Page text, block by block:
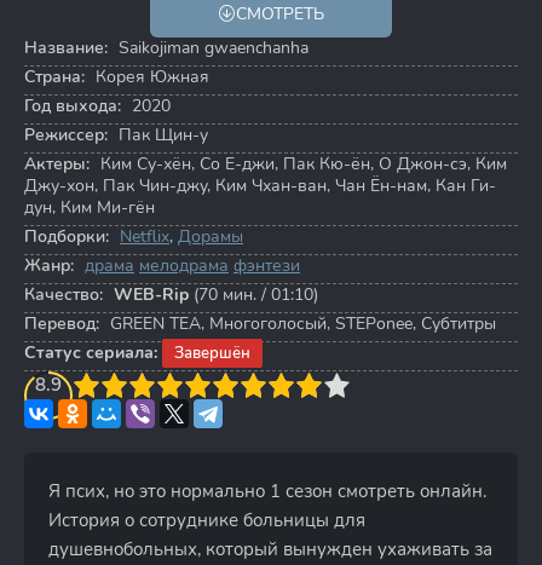
СМОТРЕТЬ
Название: Saikojiman gwaenchanha
Страна: Корея Южная
Год выхода: 2020
Режиссер: Пак Щин-у
Актеры: Ким Су-хён, Со Е-джи, Пак Кю-ён, О Джон-сэ, Ким
Джу-хон, Пак Чин-джу, Ким Чхан-ван, Чан Ён-нам, Кан Ги-
дун, Ким Ми-гён
Подборки: Netflix, Дорамы
Жанр: драма мелодрама фэнтези
Качество: WEB-Rip (70 мин. / 01:10)
Перевод: GREEN TEA, Многоголосый, STEPonee, Субтитры
Статус сериала:
Завершён
8.9
4 5 6 7 8 9 10
Я псих, но это нормально 1 сезон смотреть онлайн.
История о сотруднике больницы для
душевнобольных, который вынужден ухаживать за